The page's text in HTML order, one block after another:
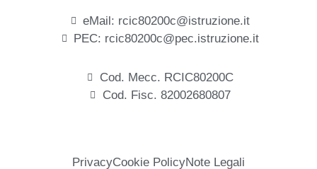
eMail: rcic80200c@istruzione.it
PEC: rcic80200c@pec.istruzione.it
Cod. Mecc. RCIC80200C
Cod. Fisc. 82002680807
PrivacyCookie PolicyNote Legali